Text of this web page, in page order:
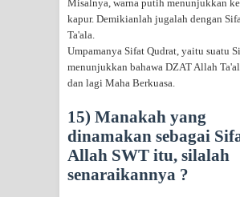
Misalnya, warna putih menunjukkan
kapur. Demikianlah jugalah dengan
Ta'ala.
Umpamanya Sifat Qudrat, yaitu suatu
menunjukkan bahawa DZAT Allah
dan lagi Maha Berkuasa.
15) Manakah yang
dinamakan sebagai
Allah SWT itu, silalah
senaraikannya ?